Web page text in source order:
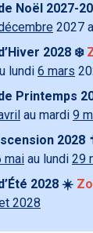
Noël 2027-
2027
2028 ❄️
lundi 6 mars
Printemps
au mardi 9
2028
mai au lundi 29
2028 ☀️
2028